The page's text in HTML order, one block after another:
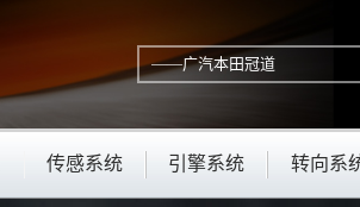
传感系统 引擎系统 转向系